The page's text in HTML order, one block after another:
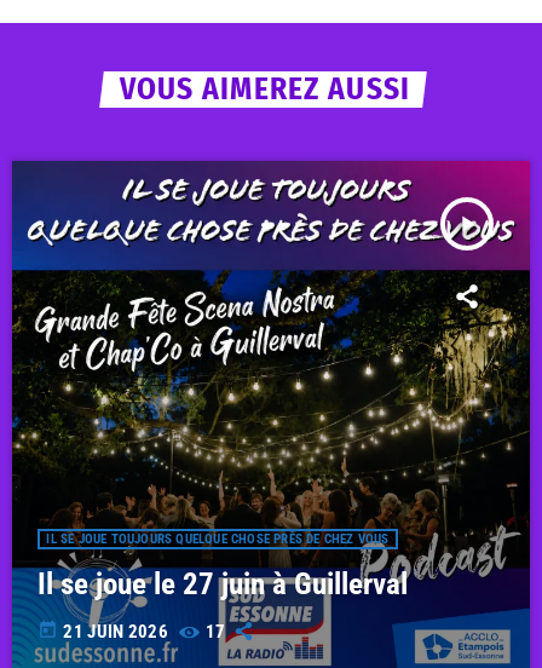
VOUS AIMEREZ AUSSI
play_arrow
IL SE JOUE TOUJOURS QUELQUE CHOSE PRÈS DE CHEZ VOUS
Il se joue le 27 juin à Guillerval
today 21 JUIN 2026 17